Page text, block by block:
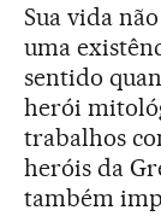
Sua vida
uma
sentido
herói
trabalhos
heróis da
também